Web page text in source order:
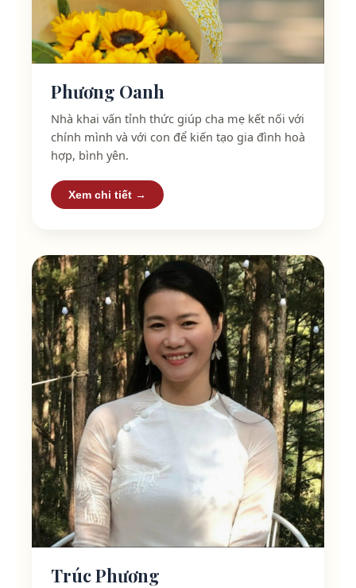
Phương Oanh
Nhà khai vấn tỉnh thức giúp cha mẹ kết nối với
chính mình và với con để kiến tạo gia đình hoà
hợp, bình yên.
Xem chi tiết →
Trúc Phương